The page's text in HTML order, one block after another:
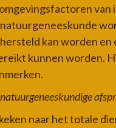
van
kan worden
kunnen worden.
naar het totale